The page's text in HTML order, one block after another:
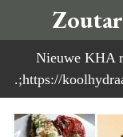
direct
naar
de
Nieuwe KHA
.;https://